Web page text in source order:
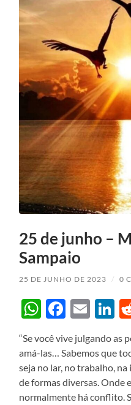
25 de junho –
Sampaio
25 DE JUNHO DE 2023 / 0
“Se você vive julgando as
amá-las… Sabemos que
seja no lar, no trabalho,
de formas diversas. Onde
normalmente há conflito.